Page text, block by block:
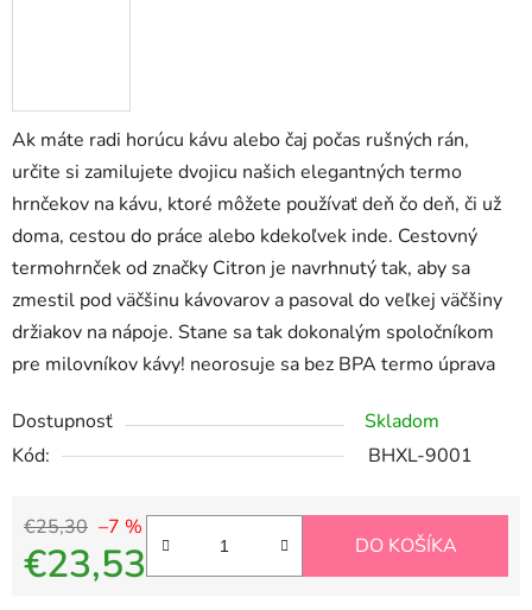
Ak máte radi horúcu kávu alebo čaj počas rušných rán,
určite si zamilujete dvojicu našich elegantných termo
hrnčekov na kávu, ktoré môžete používať deň čo deň, či už
doma, cestou do práce alebo kdekoľvek inde. Cestovný
termohrnček od značky Citron je navrhnutý tak, aby sa
zmestil pod väčšinu kávovarov a pasoval do veľkej väčšiny
držiakov na nápoje. Stane sa tak dokonalým spoločníkom
pre milovníkov kávy! neorosuje sa bez BPA termo úprava
Dostupnosť
Skladom
Kód:
BHXL-9001
€25,30 –7 %
€23,53 DO KOŠÍKA